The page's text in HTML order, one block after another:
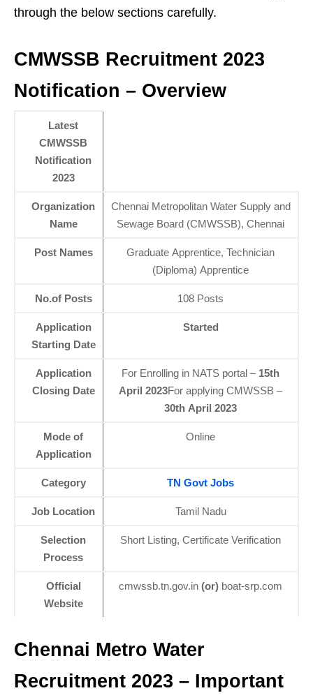
through the below sections carefully.
CMWSSB Recruitment 2023
Notification – Overview
Latest
CMWSSB
Notification
2023
Organization
Name
Chennai Metropolitan Water Supply and
Sewage Board (CMWSSB), Chennai
Post Names
Graduate Apprentice, Technician
(Diploma) Apprentice
No.of Posts 108 Posts
Application
Starting Date
Started
Application
Closing Date
For Enrolling in NATS portal – 15th
April 2023For applying CMWSSB –
30th April 2023
Mode of
Application
Online
Category TN Govt Jobs
Job Location Tamil Nadu
Selection
Process
Short Listing, Certificate Verification
Official
Website
cmwssb.tn.gov.in (or) boat-srp.com
Chennai Metro Water
Recruitment 2023 – Important